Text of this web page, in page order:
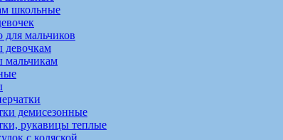
школьные
мальчиков
демисезонные
рукавицы теплые
с коляской